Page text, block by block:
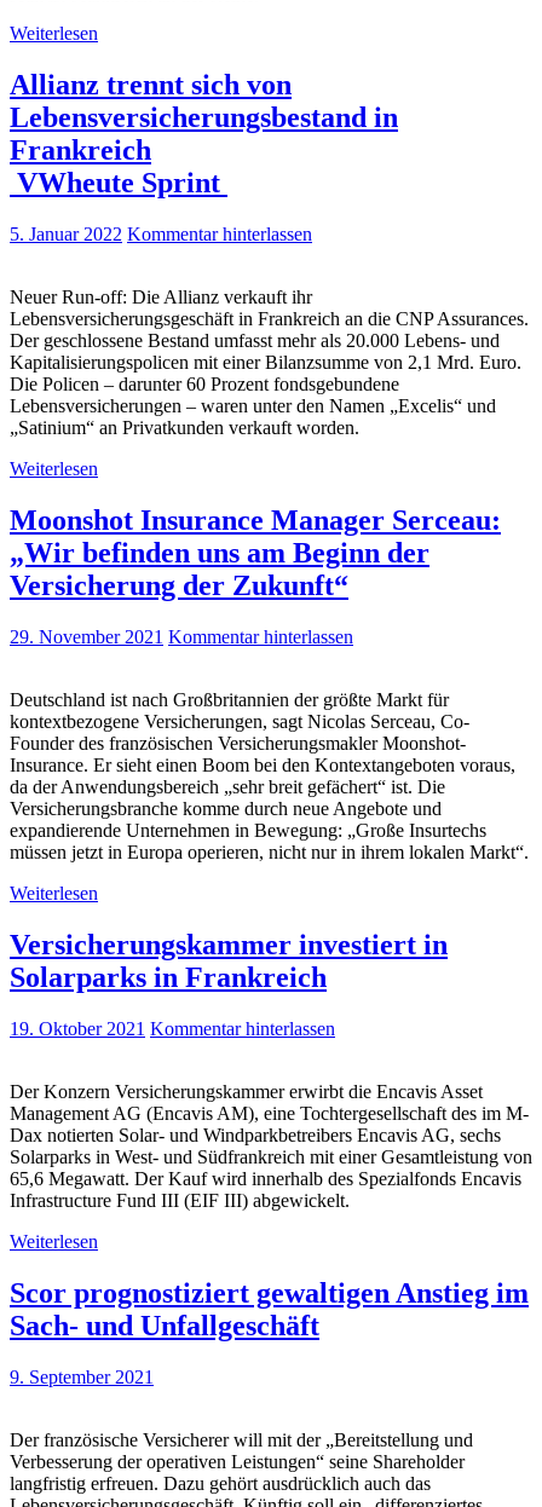
Weiterlesen
Allianz trennt sich von
Lebensversicherungsbestand in
Frankreich
VWheute Sprint
5. Januar 2022 Kommentar hinterlassen
Neuer Run-off: Die Allianz verkauft ihr
Lebensversicherungsgeschäft in Frankreich an die CNP Assurances.
Der geschlossene Bestand umfasst mehr als 20.000 Lebens- und
Kapitalisierungspolicen mit einer Bilanzsumme von 2,1 Mrd. Euro.
Die Policen – darunter 60 Prozent fondsgebundene
Lebensversicherungen – waren unter den Namen „Excelis“ und
„Satinium“ an Privatkunden verkauft worden.
Weiterlesen
Moonshot Insurance Manager Serceau:
„Wir befinden uns am Beginn der
Versicherung der Zukunft“
29. November 2021 Kommentar hinterlassen
Deutschland ist nach Großbritannien der größte Markt für
kontextbezogene Versicherungen, sagt Nicolas Serceau, Co-
Founder des französischen Versicherungsmakler Moonshot-
Insurance. Er sieht einen Boom bei den Kontextangeboten voraus,
da der Anwendungsbereich „sehr breit gefächert“ ist. Die
Versicherungsbranche komme durch neue Angebote und
expandierende Unternehmen in Bewegung: „Große Insurtechs
müssen jetzt in Europa operieren, nicht nur in ihrem lokalen Markt“.
Weiterlesen
Versicherungskammer investiert in
Solarparks in Frankreich
19. Oktober 2021 Kommentar hinterlassen
Der Konzern Versicherungskammer erwirbt die Encavis Asset
Management AG (Encavis AM), eine Tochtergesellschaft des im M-
Dax notierten Solar- und Windparkbetreibers Encavis AG, sechs
Solarparks in West- und Südfrankreich mit einer Gesamtleistung von
65,6 Megawatt. Der Kauf wird innerhalb des Spezialfonds Encavis
Infrastructure Fund III (EIF III) abgewickelt.
Weiterlesen
Scor prognostiziert gewaltigen Anstieg im
Sach- und Unfallgeschäft
9. September 2021
Der französische Versicherer will mit der „Bereitstellung und
Verbesserung der operativen Leistungen“ seine Shareholder
langfristig erfreuen. Dazu gehört ausdrücklich auch das